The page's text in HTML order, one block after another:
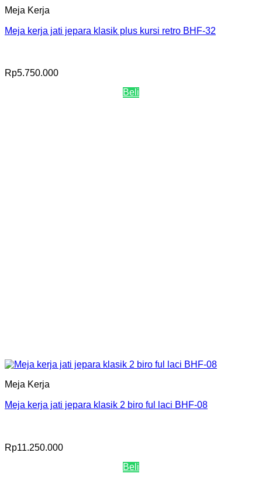
Meja Kerja
Meja kerja jati jepara klasik plus kursi retro BHF-32
Rp5.750.000
Beli
Meja Kerja
Meja kerja jati jepara klasik 2 biro ful laci BHF-08
Rp11.250.000
Beli